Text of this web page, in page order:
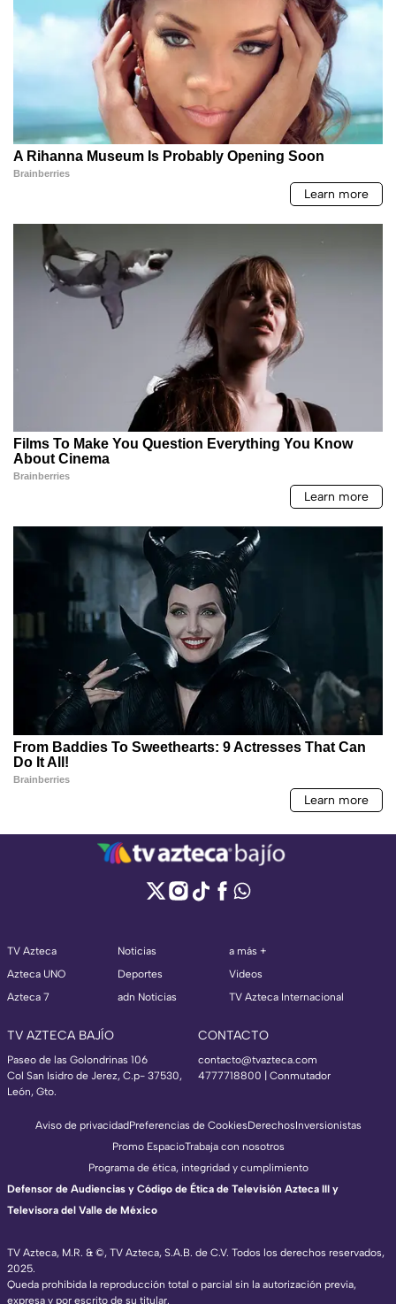
TV Azteca
Azteca UNO
Azteca 7
Noticias
Deportes
adn Noticias
a más +
Videos
TV Azteca Internacional
TV AZTECA BAJÍO
Paseo de las Golondrinas 106
Col San Isidro de Jerez, C.p- 37530,
León, Gto.
CONTACTO
contacto@tvazteca.com
4777718800 | Conmutador
TV Azteca, M.R. & ©, TV Azteca, S.A.B. de C.V. Todos los derechos reservados,
2025.
Queda prohibida la reproducción total o parcial sin la autorización previa,
expresa y por escrito de su titular.
Aviso de privacidadPreferencias de CookiesDerechosInversionistas
Promo EspacioTrabaja con nosotros
Programa de ética, integridad y cumplimiento
Defensor de Audiencias y Código de Ética de Televisión Azteca III y
Televisora del Valle de México